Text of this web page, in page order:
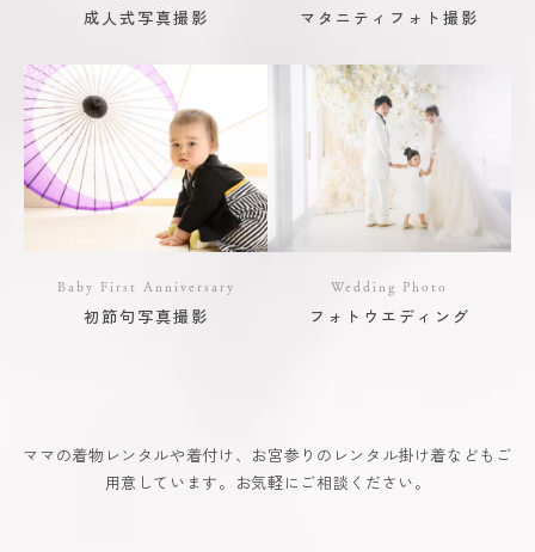
成人式写真撮影 マタニティフォト撮影
Baby First Anniversary
初節句写真撮影
Wedding Photo
フォトウエディング
ママの着物レンタルや着付け、お宮参りのレンタル掛け着などもご
用意しています。お気軽にご相談ください。